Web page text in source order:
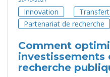
Innovation
Partenariat de recherche
Comment
investissements
recherche